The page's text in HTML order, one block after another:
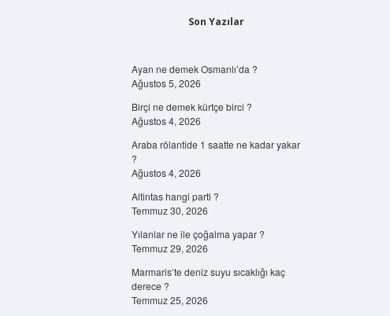
Son Yazılar
Ayan ne demek Osmanlı’da ?
Ağustos 5, 2026
Birçi ne demek kürtçe birci ?
Ağustos 4, 2026
Araba rölantide 1 saatte ne kadar yakar
?
Ağustos 4, 2026
Altintas hangi parti ?
Temmuz 30, 2026
Yılanlar ne ile çoğalma yapar ?
Temmuz 29, 2026
Marmaris’te deniz suyu sıcaklığı kaç
derece ?
Temmuz 25, 2026